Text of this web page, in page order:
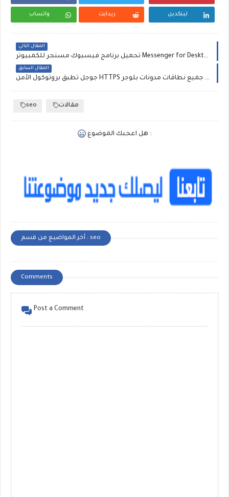
واتساب ريدايت لينكدين
المقال التالي
تحميل برنامج فيسبوك مسنجر للكمبيوتر Messenger for Desktop (ويندوز، ماك. لينكس)، تحميل مباشر
المقال السابق
جوجل تطبق بروتوكول الأمن HTTPS على جميع نطاقات مدونات بلوجر
seo مقالات
هل اعجبك الموضوع :
أخر المواضيع من قسم : seo
Comments
Post a Comment